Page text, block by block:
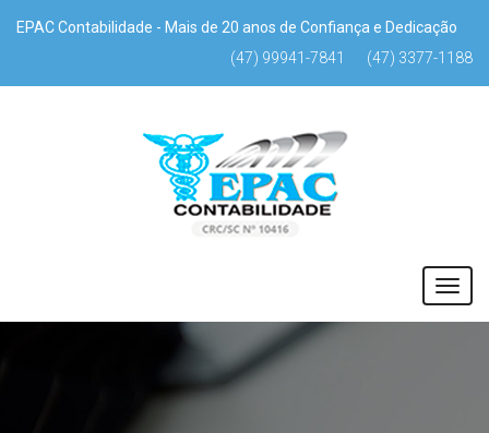
EPAC Contabilidade - Mais de 20 anos de Confiança e Dedicação
(47) 99941-7841
(47) 3377-1188